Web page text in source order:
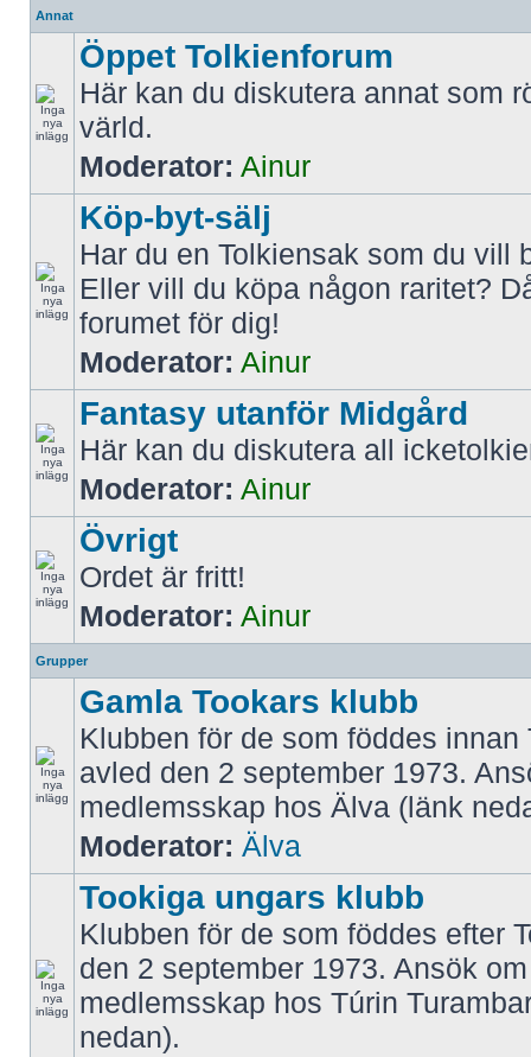
Annat
Öppet Tolkienforum
Här kan du diskutera annat som
värld.
Moderator: Ainur
Köp-byt-sälj
Har du en Tolkiensak som du vill
Eller vill du köpa någon raritet?
forumet för dig!
Moderator: Ainur
Fantasy utanför Midgård
Här kan du diskutera all
Moderator: Ainur
Övrigt
Ordet är fritt!
Moderator: Ainur
Grupper
Gamla Tookars klubb
Klubben för de som föddes innan
avled den 2 september 1973.
medlemsskap hos Älva (länk
Moderator: Älva
Tookiga ungars klubb
Klubben för de som föddes efter
den 2 september 1973. Ansök om
medlemsskap hos Túrin
nedan).